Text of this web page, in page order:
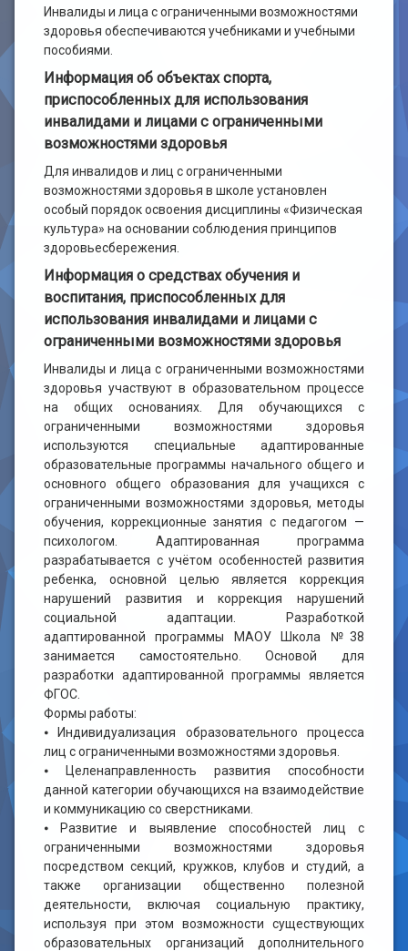
Инвалиды и лица с ограниченными возможностями
здоровья обеспечиваются учебниками и учебными
пособиями.
Информация об объектах спорта,
приспособленных для использования
инвалидами и лицами с ограниченными
возможностями здоровья
Для инвалидов и лиц с ограниченными
возможностями здоровья в школе установлен
особый порядок освоения дисциплины «Физическая
культура» на основании соблюдения принципов
здоровьесбережения.
Информация о средствах обучения и
воспитания, приспособленных для
использования инвалидами и лицами с
ограниченными возможностями здоровья
Инвалиды и лица с ограниченными возможностями
здоровья участвуют в образовательном процессе
на общих основаниях. Для обучающихся с
ограниченными возможностями здоровья
используются специальные адаптированные
образовательные программы начального общего и
основного общего образования для учащихся с
ограниченными возможностями здоровья, методы
обучения, коррекционные занятия с педагогом —
психологом. Адаптированная программа
разрабатывается с учётом особенностей развития
ребенка, основной целью является коррекция
нарушений развития и коррекция нарушений
социальной адаптации. Разработкой
адаптированной программы МАОУ Школа №38
занимается самостоятельно. Основой для
разработки адаптированной программы является
ФГОС.
Формы работы:
⦁ Индивидуализация образовательного процесса
лиц с ограниченными возможностями здоровья.
⦁ Целенаправленность развития способности
данной категории обучающихся на взаимодействие
и коммуникацию со сверстниками.
⦁ Развитие и выявление способностей лиц с
ограниченными возможностями здоровья
посредством секций, кружков, клубов и студий, а
также организации общественно полезной
деятельности, включая социальную практику,
используя при этом возможности существующих
образовательных организаций дополнительного